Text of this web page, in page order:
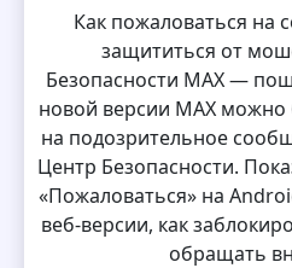
Как пожаловаться на
защититься от
Безопасности MAX —
новой версии MAX
на подозрительное
Центр Безопасности.
«Пожаловаться» на
веб-версии, как
обращать